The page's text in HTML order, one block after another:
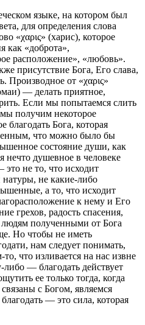
языке, на котором был
для определения слова
«χαρις» (харис), которое
как «доброта»,
расположение», «любовь».
присутствие Бога, Его слава,
Производное от «χαρις»
— делать приятное,
Если мы попытаемся слить
получим некоторое
благодать Бога, которая
что можно было бы
состояние души, как
нечто душевное в человеке
это не то, что исходит
натуры, не какие-либо
а то, что исходит
к нему и Его
грехов, радость спасения,
полученными от Бога
Но чтобы не иметь
нам следует понимать,
то, что изливается на нас извне
— благодать действует
ее только тогда, когда
с Богом, являемся
— это сила, которая